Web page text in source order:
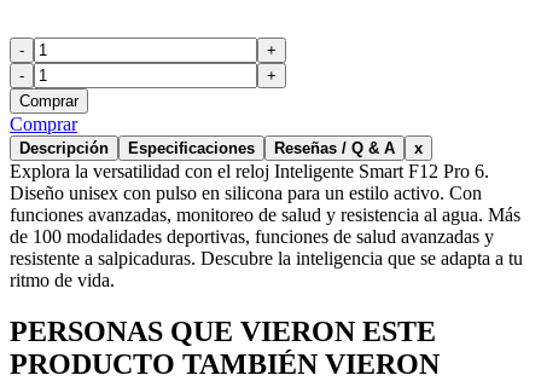
-
+
-
+
Comprar
Comprar
Descripción Especificaciones Reseñas / Q & A x
Explora la versatilidad con el reloj Inteligente Smart F12 Pro 6.
Diseño unisex con pulso en silicona para un estilo activo. Con
funciones avanzadas, monitoreo de salud y resistencia al agua. Más
de 100 modalidades deportivas, funciones de salud avanzadas y
resistente a salpicaduras. Descubre la inteligencia que se adapta a tu
ritmo de vida.
PERSONAS QUE VIERON ESTE
PRODUCTO TAMBIÉN VIERON